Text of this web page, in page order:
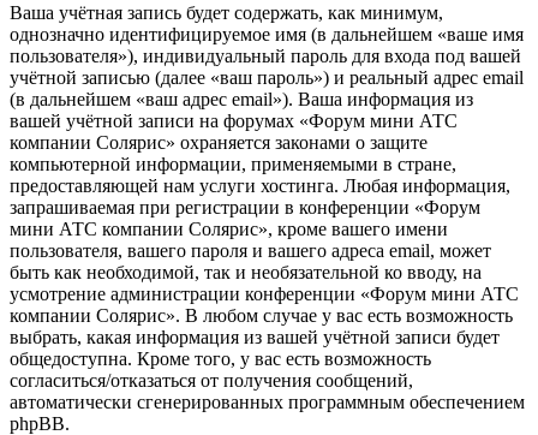
Ваша учётная запись будет содержать, как минимум,
однозначно идентифицируемое имя (в дальнейшем «ваше имя
пользователя»), индивидуальный пароль для входа под вашей
учётной записью (далее «ваш пароль») и реальный адрес email
(в дальнейшем «ваш адрес email»). Ваша информация из
вашей учётной записи на форумах «Форум мини АТС
компании Солярис» охраняется законами о защите
компьютерной информации, применяемыми в стране,
предоставляющей нам услуги хостинга. Любая информация,
запрашиваемая при регистрации в конференции «Форум
мини АТС компании Солярис», кроме вашего имени
пользователя, вашего пароля и вашего адреса email, может
быть как необходимой, так и необязательной ко вводу, на
усмотрение администрации конференции «Форум мини АТС
компании Солярис». В любом случае у вас есть возможность
выбрать, какая информация из вашей учётной записи будет
общедоступна. Кроме того, у вас есть возможность
согласиться/отказаться от получения сообщений,
автоматически сгенерированных программным обеспечением
phpBB.